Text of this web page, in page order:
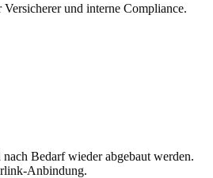
und interne Compliance.
Bedarf wieder abgebaut werden.
Anbindung.